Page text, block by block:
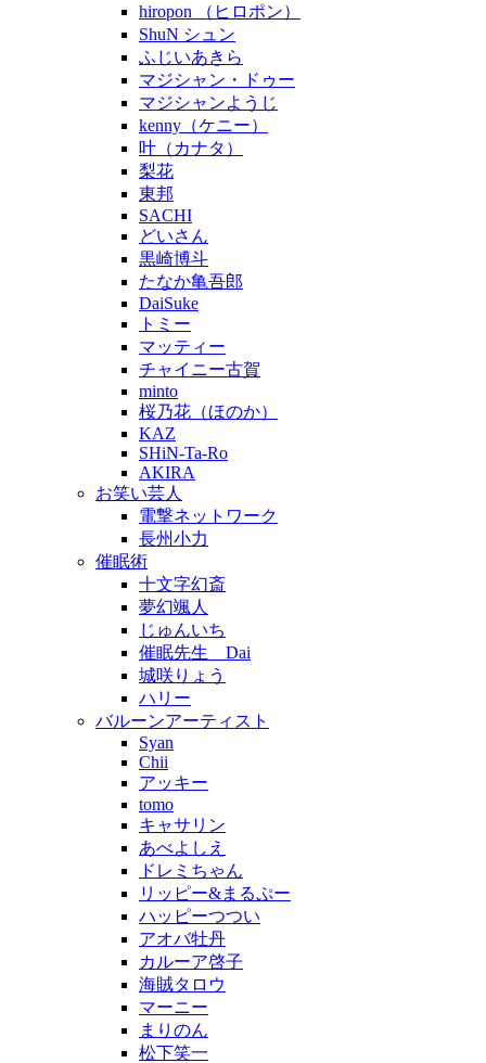
hiropon （ヒロポン）
ShuN シュン
ふじいあきら
マジシャン・ドゥー
マジシャンようじ
kenny（ケニー）
叶（カナタ）
梨花
東邦
SACHI
どいさん
黒崎博斗
たなか亀吾郎
DaiSuke
トミー
マッティー
チャイニー古賀
minto
桜乃花（ほのか）
KAZ
SHiN-Ta-Ro
AKIRA
お笑い芸人
電撃ネットワーク
長州小力
催眠術
十文字幻斎
夢幻颯人
じゅんいち
催眠先生 Dai
城咲りょう
ハリー
バルーンアーティスト
Syan
Chii
アッキー
tomo
キャサリン
あべよしえ
ドレミちゃん
リッピー&まるぷー
ハッピーつつい
アオバ牡丹
カルーア啓子
海賊タロウ
マーニー
まりのん
松下笑一